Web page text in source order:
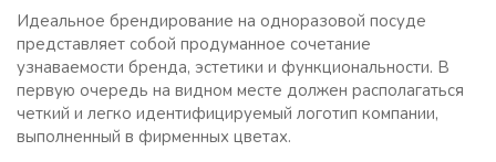
Идеальное брендирование на одноразовой посуде
представляет собой продуманное сочетание
узнаваемости бренда, эстетики и функциональности. В
первую очередь на видном месте должен располагаться
четкий и легко идентифицируемый логотип компании,
выполненный в фирменных цветах.